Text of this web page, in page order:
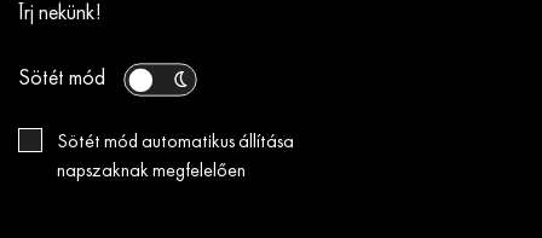
Írj nekünk!
Sötét mód
Sötét mód automatikus állítása
napszaknak megfelelően